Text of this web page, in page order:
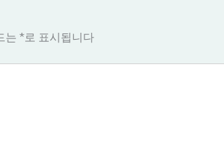
는 *로 표시됩니다